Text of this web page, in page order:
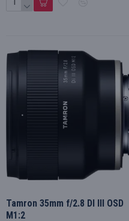
Tamron 35mm f/2.8 DI III OSD
M1:2